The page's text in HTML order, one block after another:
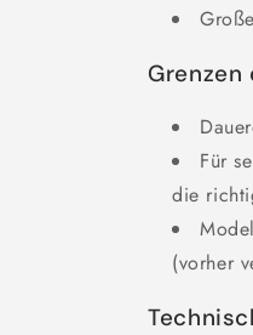
Für
die
(vorher